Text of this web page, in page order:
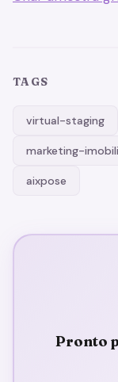
TAGS
virtual-staging
marketing-
aixpose
Pronto